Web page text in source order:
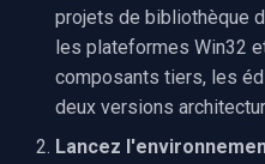
projets de bibliothèque
les plateformes Win32
composants tiers, les
deux versions
Lancez